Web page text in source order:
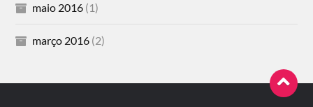
maio 2016 (1)
março 2016 (2)